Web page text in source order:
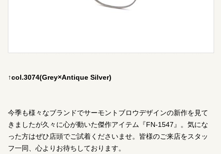
↑col.3074(Grey×Antique Silver)
今季も様々なブランドでサーモントブロウデザインの新作を見て
きましたが久々に心が動いた傑作アイテム『FN-1547』。気にな
った方はぜひ店頭でご試着くださいませ。皆様のご来店をスタッ
フ一同、心よりお待ちしております。